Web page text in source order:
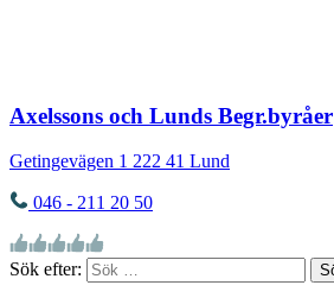
Axelssons och Lunds Begr.byråer
Getingevägen 1 222 41 Lund
046 - 211 20 50
Sök efter: